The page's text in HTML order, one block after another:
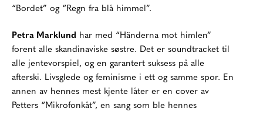
“Bordet” og “Regn fra blå himmel”.
Petra Marklund har med “Händerna mot himlen”
forent alle skandinaviske søstre. Det er soundtracket til
alle jentevorspiel, og en garantert suksess på alle
afterski. Livsglede og feminisme i ett og samme spor. En
annen av hennes mest kjente låter er en cover av
Petters “Mikrofonkåt”, en sang som ble hennes